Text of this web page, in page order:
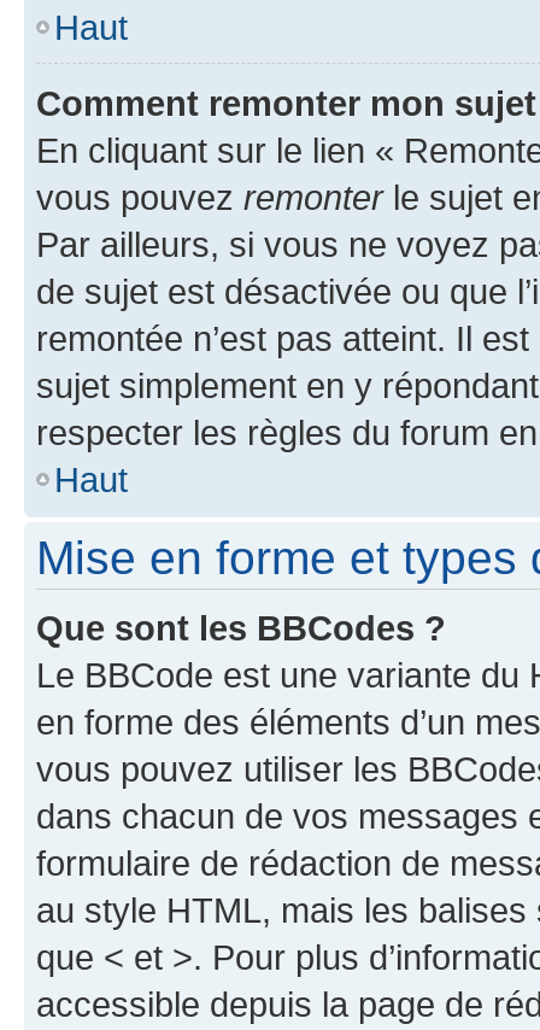
Haut
Comment remonter mon
En cliquant sur le lien «
vous pouvez remonterle sujet
Par ailleurs, si vous ne voyez
de sujet est désactivée ou que
remontée n’est pas atteint. Il
sujet simplement en y
respecter les règles du forum
Haut
Mise en forme et types
Que sont les BBCodes ?
Le BBCode est une variante du
en forme des éléments d’un
vous pouvez utiliser les
dans chacun de vos messages
formulaire de rédaction de
au style HTML, mais les
que < et >. Pour plus
accessible depuis la page de